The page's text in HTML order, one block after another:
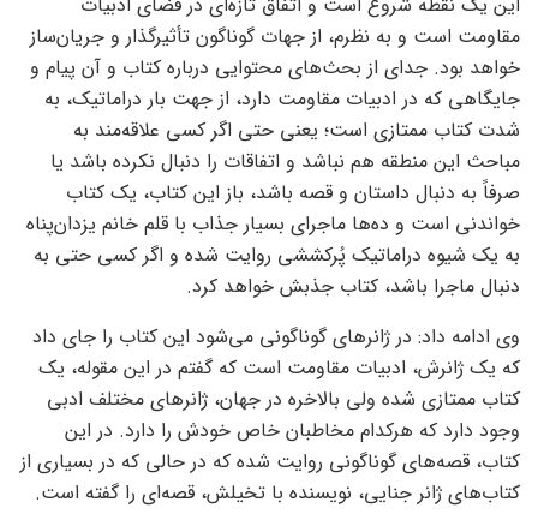
مقاومت است و به نظرم، از جهات گوناگون تأثیرگذار و جریان‌ساز
خواهد بود. جدای از بحث‌های محتوایی درباره کتاب و آن پیام و
جایگاهی که در ادبیات مقاومت دارد، از جهت بار دراماتیک، به
شدت کتاب ممتازی است؛ یعنی حتی اگر کسی علاقه‌مند به
مباحث این منطقه هم نباشد و اتفاقات را دنبال نکرده باشد یا
صرفاً به دنبال داستان و قصه باشد، باز این کتاب، یک کتاب
خواندنی است و ده‌‌ها ماجرای بسیار جذاب با قلم خانم یزدان‌پناه
به یک شیوه دراماتیک پُرکششی روایت شده و اگر کسی حتی به
دنبال ماجرا باشد، کتاب جذبش خواهد کرد.
وی ادامه داد: در ژانر‌های گوناگونی می‌شود این کتاب را جای داد
که یک ژانرش، ادبیات مقاومت است که گفتم در این مقوله، یک
کتاب ممتازی شده ولی بالاخره در جهان، ژانرهای مختلف ادبی
وجود دارد که هرکدام مخاطبان خاص خودش را دارد. در این
کتاب، قصه‌های گوناگونی روایت شده که در حالی که در بسیاری از
کتاب‌های ژانر جنایی، نویسنده با تخیلش، قصه‌ای را گفته است.